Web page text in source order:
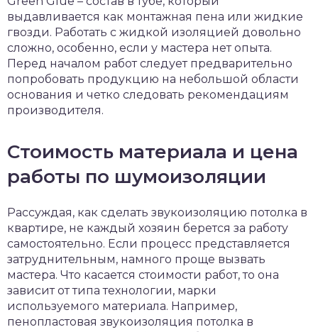
выдавливается как монтажная пена или жидкие
гвозди. Работать с жидкой изоляцией довольно
сложно, особенно, если у мастера нет опыта.
Перед началом работ следует предварительно
попробовать продукцию на небольшой области
основания и четко следовать рекомендациям
производителя.
Стоимость материала и цена
работы по шумоизоляции
Рассуждая, как сделать звукоизоляцию потолка в
квартире, не каждый хозяин берется за работу
самостоятельно. Если процесс представляется
затруднительным, намного проще вызвать
мастера. Что касается стоимости работ, то она
зависит от типа технологии, марки
используемого материала. Например,
пенопластовая звукоизоляция потолка в